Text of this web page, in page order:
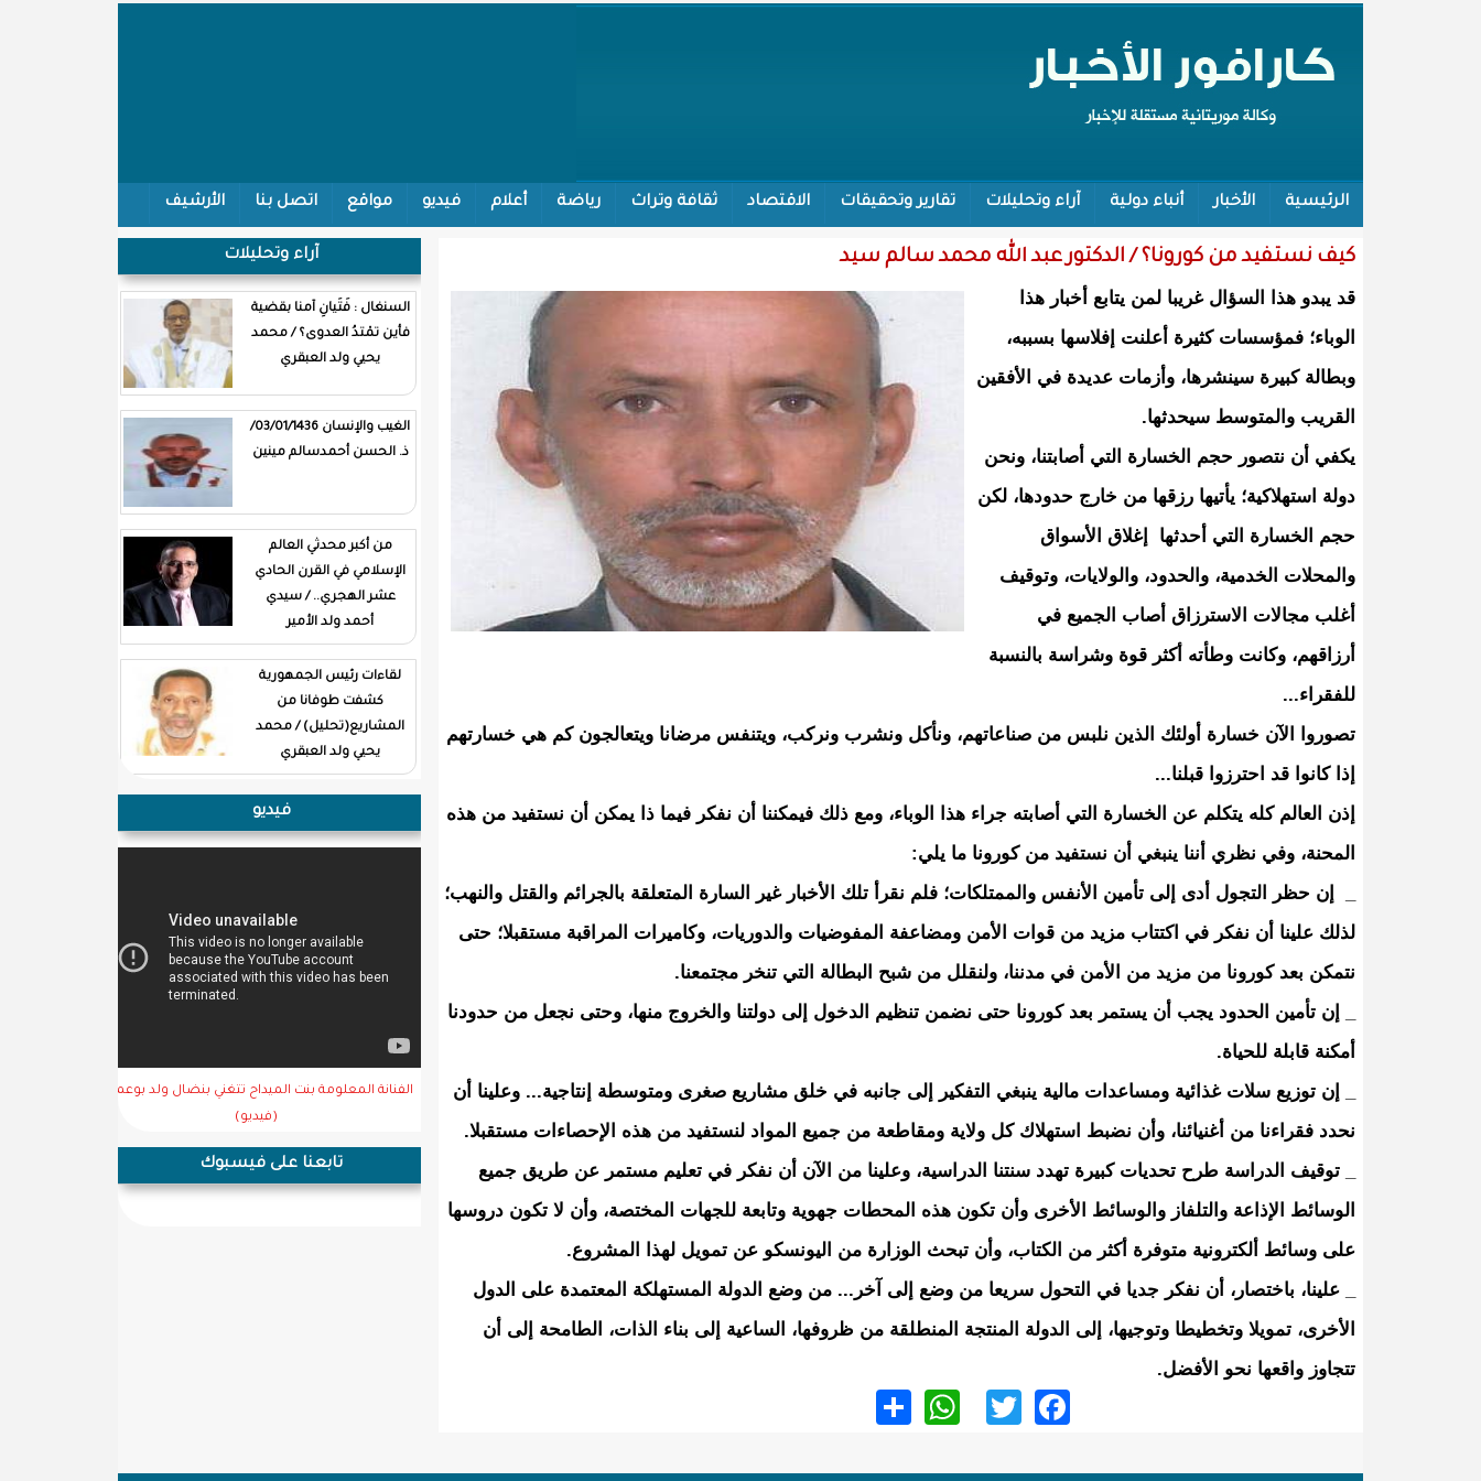
الرئيسية الأخبار أنباء دولية آراء وتحليلات تقارير وتحقيقات الاقتصاد ثقافة وتراث رياضة أعلام فيديو مواقع اتصل بنا الأرشيف
كيف نستفيد من كورونا؟ / الدكتور عبد الله محمد سالم سيد
قد يبدو هذا السؤال غريبا لمن يتابع أخبار هذا
الوباء؛ فمؤسسات كثيرة أعلنت إفلاسها بسببه،
وبطالة كبيرة سينشرها، وأزمات عديدة في الأفقين
القريب والمتوسط سيحدثها.
يكفي أن نتصور حجم الخسارة التي أصابتنا، ونحن
دولة استهلاكية؛ يأتيها رزقها من خارج حدودها، لكن
حجم الخسارة التي أحدثها إغلاق الأسواق
والمحلات الخدمية، والحدود، والولايات، وتوقيف
أغلب مجالات الاسترزاق أصاب الجميع في
أرزاقهم، وكانت وطأته أكثر قوة وشراسة بالنسبة
للفقراء...
تصوروا الآن خسارة أولئك الذين نلبس من صناعاتهم، ونأكل ونشرب ونركب، ويتنفس مرضانا ويتعالجون كم هي خسارتهم
إذا كانوا قد احترزوا قبلنا...
إذن العالم كله يتكلم عن الخسارة التي أصابته جراء هذا الوباء، ومع ذلك فيمكننا أن نفكر فيما ذا يمكن أن نستفيد من هذه
المحنة، وفي نظري أننا ينبغي أن نستفيد من كورونا ما يلي:
_ إن حظر التجول أدى إلى تأمين الأنفس والممتلكات؛ فلم نقرأ تلك الأخبار غير السارة المتعلقة بالجرائم والقتل والنهب؛
لذلك علينا أن نفكر في اكتتاب مزيد من قوات الأمن ومضاعفة المفوضيات والدوريات، وكاميرات المراقبة مستقبلا؛ حتى
نتمكن بعد كورونا من مزيد من الأمن في مدننا، ولنقلل من شبح البطالة التي تنخر مجتمعنا.
_ إن تأمين الحدود يجب أن يستمر بعد كورونا حتى نضمن تنظيم الدخول إلى دولتنا والخروج منها، وحتى نجعل من حدودنا
أمكنة قابلة للحياة.
_ إن توزيع سلات غذائية ومساعدات مالية ينبغي التفكير إلى جانبه في خلق مشاريع صغرى ومتوسطة إنتاجية... وعلينا أن
نحدد فقراءنا من أغنيائنا، وأن نضبط استهلاك كل ولاية ومقاطعة من جميع المواد لنستفيد من هذه الإحصاءات مستقبلا.
_ توقيف الدراسة طرح تحديات كبيرة تهدد سنتنا الدراسية، وعلينا من الآن أن نفكر في تعليم مستمر عن طريق جميع
الوسائط الإذاعة والتلفاز والوسائط الأخرى وأن تكون هذه المحطات جهوية وتابعة للجهات المختصة، وأن لا تكون دروسها
على وسائط ألكترونية متوفرة أكثر من الكتاب، وأن تبحث الوزارة من اليونسكو عن تمويل لهذا المشروع.
_ علينا، باختصار، أن نفكر جديا في التحول سريعا من وضع إلى آخر... من وضع الدولة المستهلكة المعتمدة على الدول
الأخرى، تمويلا وتخطيطا وتوجيها، إلى الدولة المنتجة المنطلقة من ظروفها، الساعية إلى بناء الذات، الطامحة إلى أن
تتجاوز واقعها نحو الأفضل.
Facebook
Twitter
WhatsApp
آراء وتحليلات
السنغال : فَتَيانِ آمنا بقضية
فأين تمْتدُ العدوى؟ / محمد
يحيي ولد العبقري
الغيب والإنسان 03/01/1436/
ذ. الحسن أحمدسالم مينين
من أكبر محدثي العالم
الإسلامي في القرن الحادي
عشر الهجري.. / سيدي
أحمد ولد الأمير
لقاءات رئيس الجمهورية
كشفت طوفانا من
المشاريع(تحليل) / محمد
يحيي ولد العبقري
فيديو
الفنانة المعلومة بنت الميداح تتغني بنضال ولد بوعماتو
(فيديو)
تابعنا على فيسبوك